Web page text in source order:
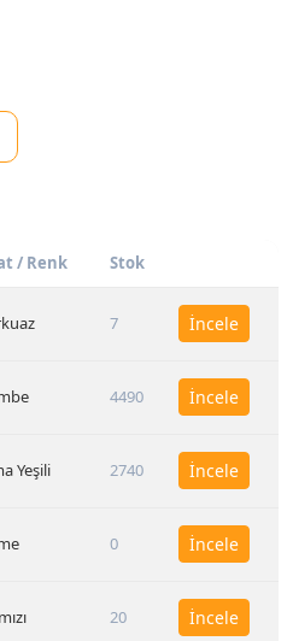
/ Renk Stok
7 İncele
4490 İncele
Yeşili 2740 İncele
0 İncele
20 İncele